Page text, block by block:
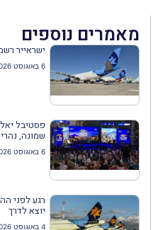
מאמרים נוספים
ישראייר רשמה שיא
6 באוגוסט 2026
פסטיבל
שמונה,
6 באוגוסט 2026
רגע לפני
יוצא לדרך
4 באוגוסט 2026